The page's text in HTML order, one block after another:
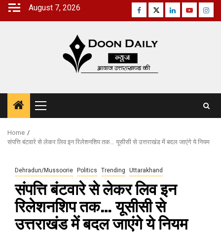
Skip
August 7, 2026 Facebook
TwitterLinkedinYoutube
Primary
Menu
Home
संपत्ति बंटवारे से लेकर लिव इन रिलेशनशिप तक… यूसीसी से उत्तराखंड में बदल जाएंगे ये नियम
Dehradun/Mussoorie Politics Trending Uttarakhand
संपत्ति बंटवारे से लेकर लिव इन
रिलेशनशिप तक… यूसीसी से
उत्तराखंड में बदल जाएंगे ये नियम